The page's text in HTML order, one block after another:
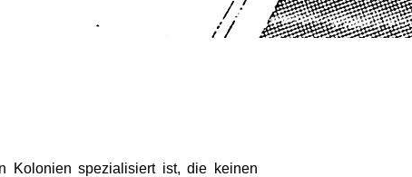
Kolonien spezialisiert ist, die keinen